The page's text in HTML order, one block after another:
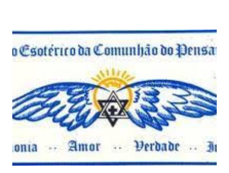
e talvez contraditória a sua própria visão. Durante todo
este mês estaremos debatendo este tema e gostaríamos de
convida-lo a deixar seus comentários e reflexões no final
do texto clicando em novo comentário e acompanhar as
respostas e sugestões dos demais. Não estranhem o fato
de que teremos mais perguntas do que respostas, mais
reflexões do que formulações prontas, pois as perguntas
parecem contribuir mais para o aprendizado do que as
afirmações. Quem de nós pode de fato afirmar alguma coi...